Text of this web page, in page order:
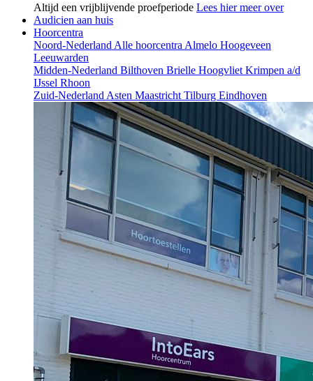
Altijd een vrijblijvende proefperiode Lees hier meer over
Audicien aan huis
Hoorcentra
Noord-Nederland Alle hoorcentra Almelo Hoogeveen
Leeuwarden
Midden-Nederland Bilthoven Brielle Hoogvliet Krimpen a/d
IJssel Rhoon
Zuid-Nederland Asten Maastricht Tilburg Eindhoven